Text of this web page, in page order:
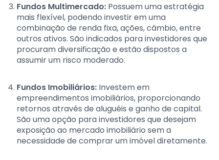
Fundos Multimercado: Possuem uma estratégia
mais flexível, podendo investir em uma
combinação de renda fixa, ações, câmbio, entre
outros ativos. São indicados para investidores que
procuram diversificação e estão dispostos a
assumir um risco moderado.
Fundos Imobiliários: Investem em
empreendimentos imobiliários, proporcionando
retornos através de aluguéis e ganho de capital.
São uma opção para investidores que desejam
exposição ao mercado imobiliário sem a
necessidade de comprar um imóvel diretamente.